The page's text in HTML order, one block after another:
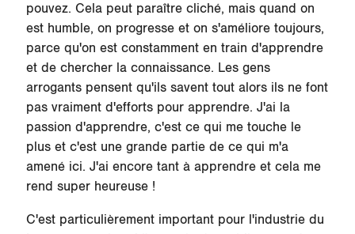
pouvez. Cela peut paraître cliché, mais quand on
est humble, on progresse et on s'améliore toujours,
parce qu'on est constamment en train d'apprendre
et de chercher la connaissance. Les gens
arrogants pensent qu'ils savent tout alors ils ne font
pas vraiment d'efforts pour apprendre. J'ai la
passion d'apprendre, c'est ce qui me touche le
plus et c'est une grande partie de ce qui m'a
amené ici. J'ai encore tant à apprendre et cela me
rend super heureuse !
C'est particulièrement important pour l'industrie du